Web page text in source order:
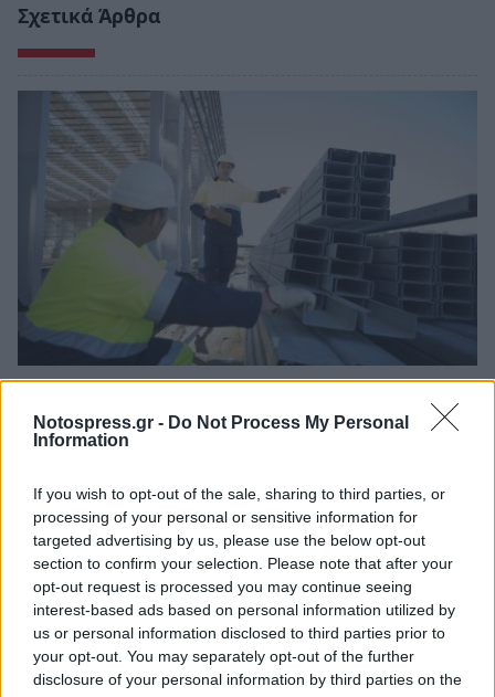
Notospress.gr - Do Not Process My Personal
Information
If you wish to opt-out of the sale, sharing to third parties, or
processing of your personal or sensitive information for
targeted advertising by us, please use the below opt-out
section to confirm your selection. Please note that after your
opt-out request is processed you may continue seeing
interest-based ads based on personal information utilized by
us or personal information disclosed to third parties prior to
your opt-out. You may separately opt-out of the further
disclosure of your personal information by third parties on the
Σχετικά Άρθρα
Σπάρτη και Τρίπολη
05/08/2026 11:34